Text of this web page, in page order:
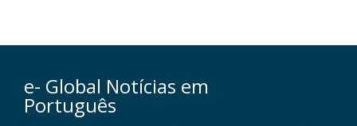
e- Global Notícias em
Português